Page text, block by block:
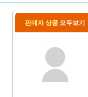
판매자 상품 모두보기